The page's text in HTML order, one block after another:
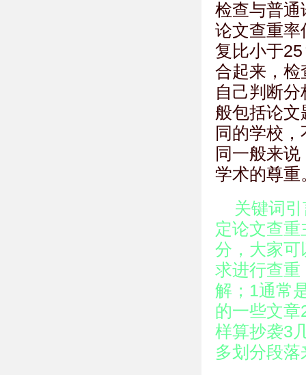
检查与普通
论文查重率
复比小于
合起来，检
自己判断
般包括论
同的学校
同一般来
学术的尊重
关键词
定论文查
分，大家可
求进行查重
解；1通常
的一些文
样算抄袭3
多划分段